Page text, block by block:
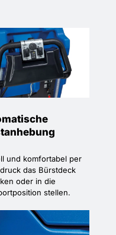
und komfortabel per
das Bürstdeck
oder in die
stellen.